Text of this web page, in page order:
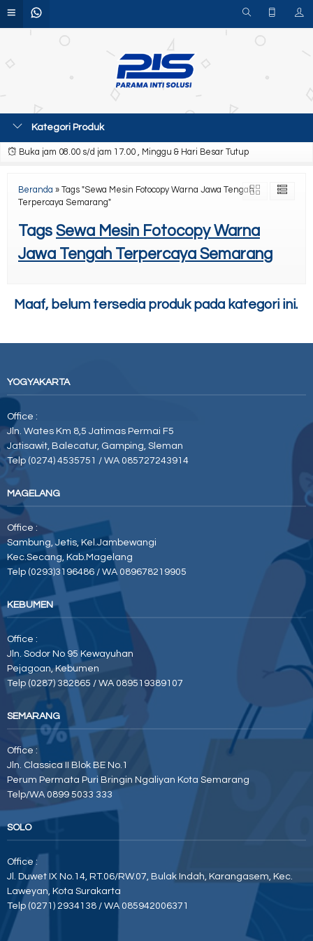
Kategori Produk
Buka jam 08.00 s/d jam 17.00 , Minggu & Hari Besar Tutup
Beranda » Tags "Sewa Mesin Fotocopy Warna Jawa Tengah
Terpercaya Semarang"
Tags Sewa Mesin Fotocopy Warna
Jawa Tengah Terpercaya Semarang
Maaf, belum tersedia produk pada kategori ini.
YOGYAKARTA
Office :
Jln. Wates Km 8,5 Jatimas Permai F5
Jatisawit, Balecatur, Gamping, Sleman
Telp (0274) 4535751 / WA 085727243914
MAGELANG
Office :
Sambung, Jetis, Kel.Jambewangi
Kec.Secang, Kab.Magelang
Telp (0293)3196486 / WA 089678219905
KEBUMEN
Office :
Jln. Sodor No 95 Kewayuhan
Pejagoan, Kebumen
Telp (0287) 382865 / WA 089519389107
SEMARANG
Office :
Jln. Classica II Blok BE No.1
Perum Permata Puri Bringin Ngaliyan Kota Semarang
Telp/WA 0899 5033 333
SOLO
Office :
Jl. Duwet IX No.14, RT.06/RW.07, Bulak Indah, Karangasem, Kec.
Laweyan, Kota Surakarta
Telp (0271) 2934138 / WA 085942006371